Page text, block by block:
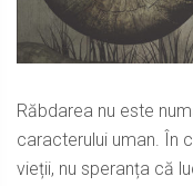
Răbdarea nu este
caracterului uman. În
vieții, nu speranța că